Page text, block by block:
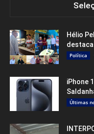
Hélio
Política
iPhone
Últimas